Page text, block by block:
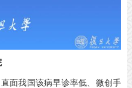
面我国该病早诊率低、微创手